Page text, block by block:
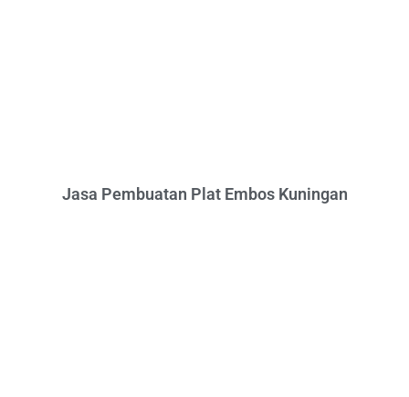
Jasa Pembuatan Plat Embos Kuningan